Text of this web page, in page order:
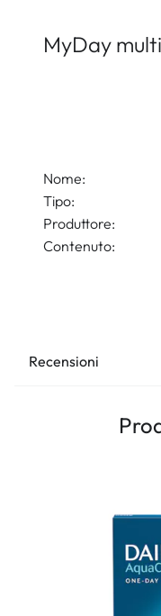
MyDay
Nome:
Tipo:
Produttore:
Contenuto:
Recensioni